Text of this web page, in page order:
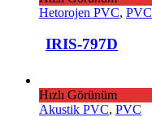
Hetorojen PVC, PVC
IRIS-797D
Hızlı Görünüm
Akustik PVC, PVC